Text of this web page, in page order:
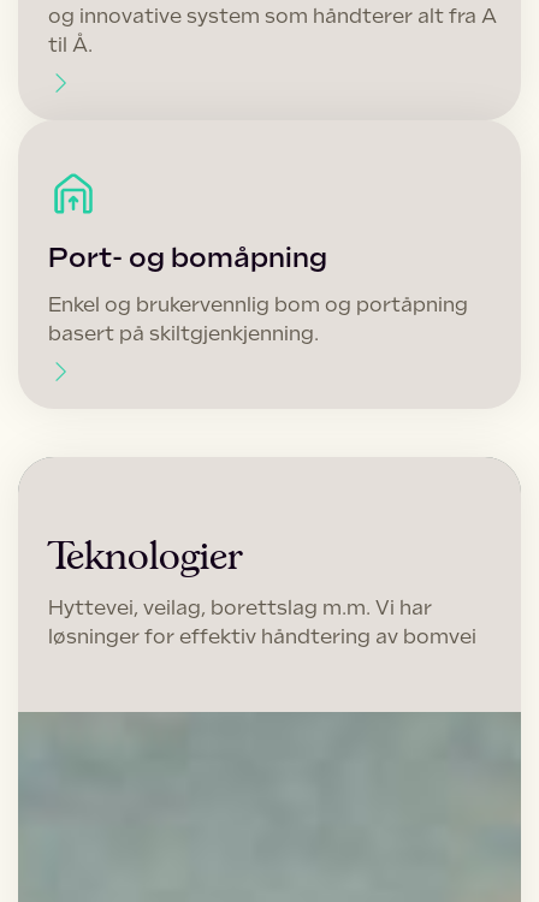
og innovative system som håndterer alt fra A
til Å.
Port- og bomåpning
Enkel og brukervennlig bom og portåpning
basert på skiltgjenkjenning.
Teknologier
Hyttevei, veilag, borettslag m.m. Vi har
løsninger for effektiv håndtering av bomvei